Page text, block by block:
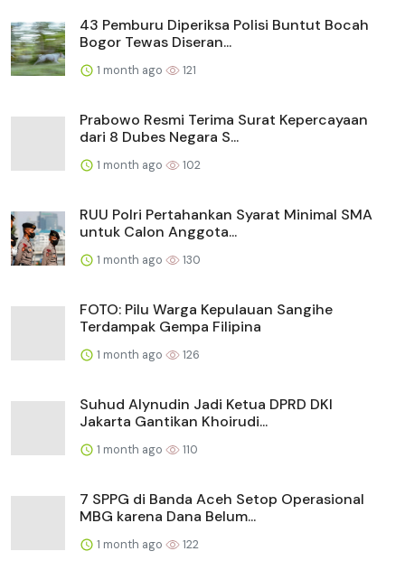
43 Pemburu Diperiksa Polisi Buntut Bocah
Bogor Tewas Diseran...
1 month ago 121
Prabowo Resmi Terima Surat Kepercayaan
dari 8 Dubes Negara S...
1 month ago 102
RUU Polri Pertahankan Syarat Minimal SMA
untuk Calon Anggota...
1 month ago 130
FOTO: Pilu Warga Kepulauan Sangihe
Terdampak Gempa Filipina
1 month ago 126
Suhud Alynudin Jadi Ketua DPRD DKI
Jakarta Gantikan Khoirudi...
1 month ago 110
7 SPPG di Banda Aceh Setop Operasional
MBG karena Dana Belum...
1 month ago 122